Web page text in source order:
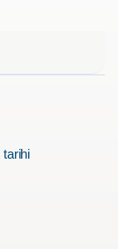
bilimlere
tarihi